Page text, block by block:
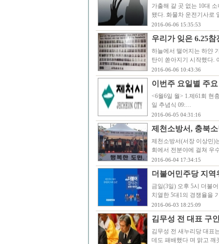
가출해 갈 곳 없는 10대
됐다. 화물차 운전기사로
2016-06-06 15:35:53
우리가 잊은 6.25
하늘에서 떨어지는 하얀
탄이 쏟아지기 시작했다.
2016-06-06 10:43:36
이번주 요일별 주
<6월6일 월> 1.제61회 현
일 추념식 09:…
2016-06-05 04:31:16
제천소방서, 충북
제천소방서(서장 이상민)
회에서 전분야에 걸쳐 우
2016-06-04 17:34:15
더불어민주당 지
금일(3일) 오후 5시 더불
치열한 5대1의 경쟁율을
2016-06-03 18:25:09
김무성 전 대표 구
김무성 전 새누리당 대표
데도 패배했다 며 맑고